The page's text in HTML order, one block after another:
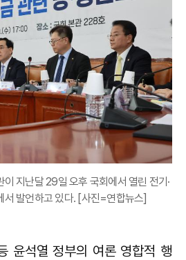
지난달 29일 오후 국회에서 열린 전기·
서 발언하고 있다. [사진=연합뉴스]
윤석열 정부의 여론 영합적 행